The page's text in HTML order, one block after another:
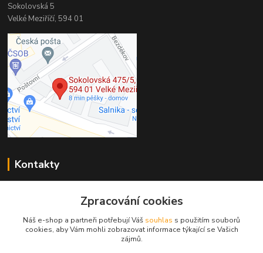
Sokolovská 5
Velké Meziříčí, 594 01
Kontakty
+420 566 524 868
info@pp-profi.cz
Zpracování cookies
Náš e-shop a partneři potřebují Váš souhlas s použitím souborů
cookies, aby Vám mohli zobrazovat informace týkající se Vašich
zájmů.